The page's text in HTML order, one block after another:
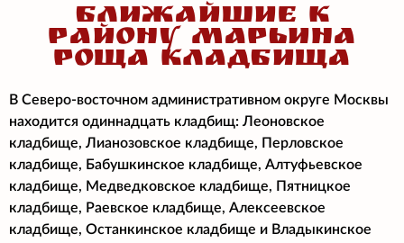
БЛИЖАЙШИЕ К
РАЙОНУ МАРЬИНА
РОЩА КЛАДБИЩА
В Северо-восточном административном округе Москвы
находится одиннадцать кладбищ: Леоновское
кладбище, Лианозовское кладбище, Перловское
кладбище, Бабушкинское кладбище, Алтуфьевское
кладбище, Медведковское кладбище, Пятницкое
кладбище, Раевское кладбище, Алексеевское
кладбище, Останкинское кладбище и Владыкинское